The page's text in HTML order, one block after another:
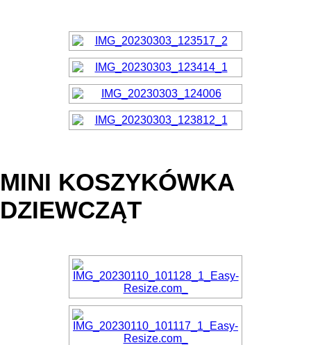
MINI KOSZYKÓWKA
DZIEWCZĄT